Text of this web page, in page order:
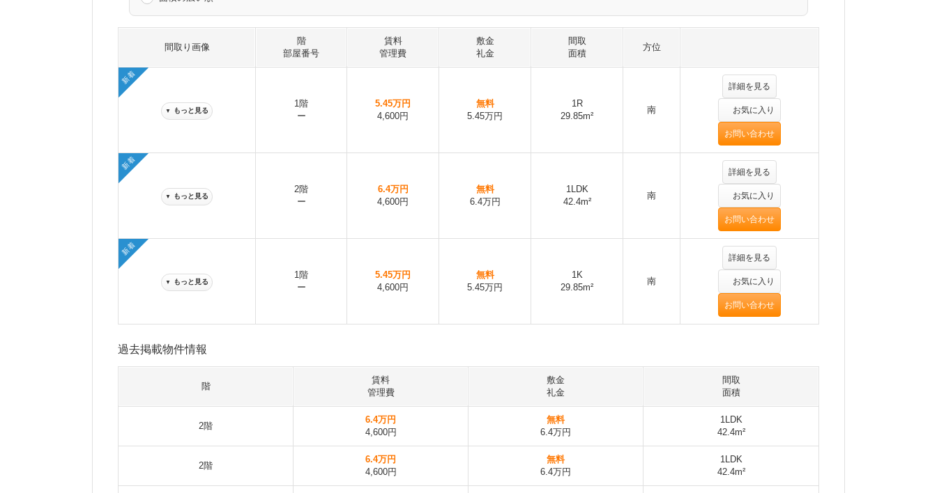
間取り画像
階
部屋番号
賃料
管理費
敷金
礼金
間取
面積
方位
新着
▼ もっと見る
1階
ー
5.45万円
4,600円
無料
5.45万円
1R
29.85m²
南
詳細を見る
お気に入り
お問い合わせ
新着
▼ もっと見る
2階
ー
6.4万円
4,600円
無料
6.4万円
1LDK
42.4m²
南
詳細を見る
お気に入り
お問い合わせ
新着
▼ もっと見る
1階
ー
5.45万円
4,600円
無料
5.45万円
1K
29.85m²
南
詳細を見る
お気に入り
お問い合わせ
過去掲載物件情報
階
賃料
管理費
敷金
礼金
間取
面積
2階
6.4万円
4,600円
無料
6.4万円
1LDK
42.4m²
2階
6.4万円
4,600円
無料
6.4万円
1LDK
42.4m²